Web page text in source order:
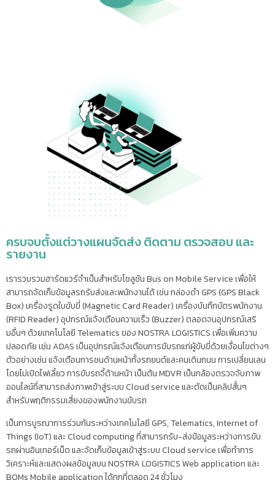
ครบจบตั้งแต่วางแผนจัดส่ง ติดตาม ตรวจสอบ และ
รายงาน
เรารวบรวมฮาร์ดแวร์จำเป็นสำหรับโซลูชัน Bus on Mobile Service เพื่อให้
สามารถจัดเก็บข้อมูลรถรับส่งและพนักงานได้ เช่น กล่องดำ GPS (GPS Black
Box) เครื่องรูดใบขับขี่ (Magnetic Card Reader) เครื่องบันทึกบัตรพนักงาน
(RFID Reader) อุปกรณ์แจ้งเตือนความเร็ว (Buzzer) ตลอดจนอุปกรณ์เสริ
มอื่นๆ ด้วยเทคโนโลยี Telematics ของ NOSTRA LOGISTICS เพื่อเพิ่มความ
ปลอดภัย เช่น ADAS เป็นอุปกรณ์แจ้งเตือนการขับรถแก่ผู้ขับขี่ด้วยเงื่อนไขต่างๆ
ตัวอย่างเช่น แจ้งเตือนการชนด้านหน้าทั้งรถยนต์และคนเดินถนน การเปลี่ยนเลน
โดยไม่เปิดไฟเลี้ยว การขับรถจี้ด้านหน้า เป็นต้น MDVR เป็นกล้องตรวจจับภาพ
ออนไลน์ที่สามารถส่งภาพเข้าสู่ระบบ Cloud service และตัดเป็นคลิปสั้นๆ
สำหรับพฤติกรรมเสี่ยงของพนักงานขับรถ
เป็นการบูรณาการร่วมกันระหว่างเทคโนโลยี GPS, Telematics, Internet of
Things (IoT) และ Cloud computing ที่สามารถรับ-ส่งข้อมูลระหว่างการขับ
รถผ่านอินเทอร์เน็ต และจัดเก็บข้อมูลเข้าสู่ระบบ Cloud service เพื่อทำการ
วิเคราะห์และแสดงผลข้อมูลบน NOSTRA LOGISTICS Web application และ
BOMs Mobile application ได้ทุกที่ตลอด 24 ชั่วโมง